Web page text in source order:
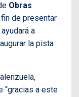
Obras
de presentar
a
la pista
“gracias a este